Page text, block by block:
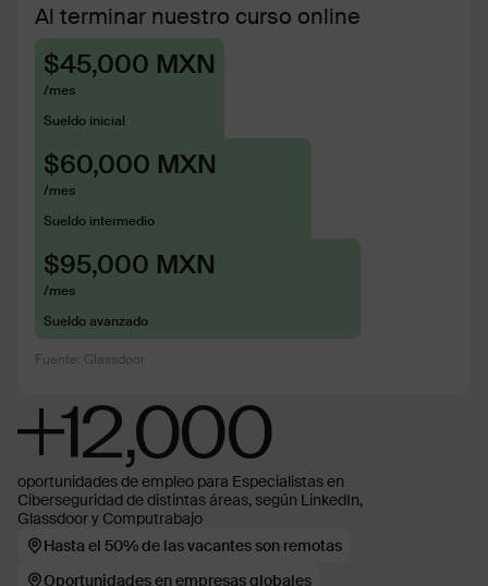
Hasta el 50% de las vacantes son remotas
Oportunidades en empresas globales
+12,000
oportunidades de empleo para Especialistas en
Ciberseguridad de distintas áreas, según LinkedIn,
Glassdoor y Computrabajo
Al terminar nuestro curso online
$45,000 MXN
/mes
Sueldo inicial
$60,000 MXN
/mes
Sueldo intermedio
$95,000 MXN
/mes
Sueldo avanzado
Fuente: Glassdoor